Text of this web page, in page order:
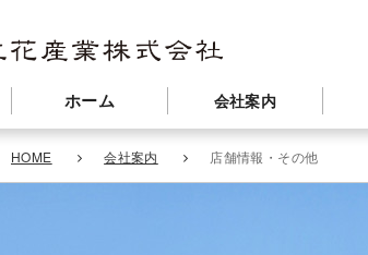
ホーム 会社案内
HOME 会社案内 店舗情報・その他